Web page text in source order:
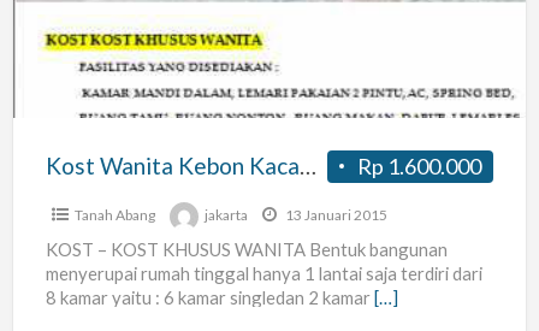
Rp 1.600.000
Kost Wanita Kebon Kacang 29
Tanah Abang jakarta 13 Januari 2015
KOST – KOST KHUSUS WANITA Bentuk bangunan
menyerupai rumah tinggal hanya 1 lantai saja terdiri dari
8 kamar yaitu : 6 kamar singledan 2 kamar[…]